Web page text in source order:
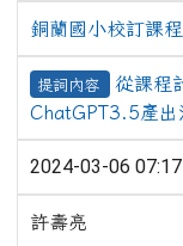
銅蘭國小校訂課
提詞內容
從課程
ChatGPT3.5產出
2024-03-06 07:17
許壽亮